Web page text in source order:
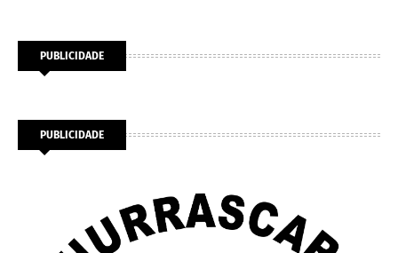
PUBLICIDADE
PUBLICIDADE